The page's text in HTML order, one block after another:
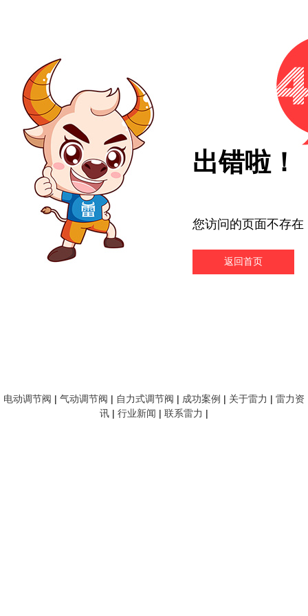
出错啦！
您访问的页面不存在
返回首页
电动调节阀 | 气动调节阀 | 自力式调节阀 | 成功案例 | 关于雷力 | 雷力资
讯 | 行业新闻 | 联系雷力 |